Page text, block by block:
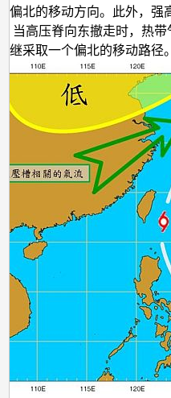
偏北的移动方向。此外，强
当高压脊向东撤走时，热
继采取一个偏北的移动路径。